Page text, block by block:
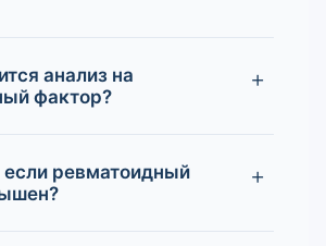
анализ на
фактор?
если ревматоидный